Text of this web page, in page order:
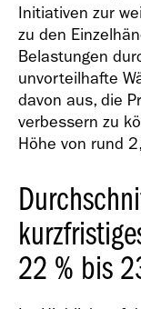
Initiativen zur
zu den
Belastungen
unvorteilhafte
davon aus, die
verbessern zu
Höhe von rund
22 % bis